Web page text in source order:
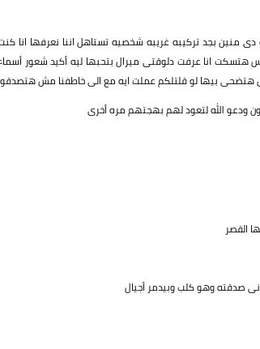
منين بجد تركيبه غريبه شخصيه تستاهل اننا نعرفها انا
هتسكت انا عرفت دلوقتى ميرال بتحبها ليه أكيد شعور
هتضحى بيها لو قلتلكم عملت ايه مع الى خاطفنا مش هتصدقو
الله لتعود لهم بهجتهم مره أخرى
القصر
صدقته وهو كلب وبيدمر أجيال